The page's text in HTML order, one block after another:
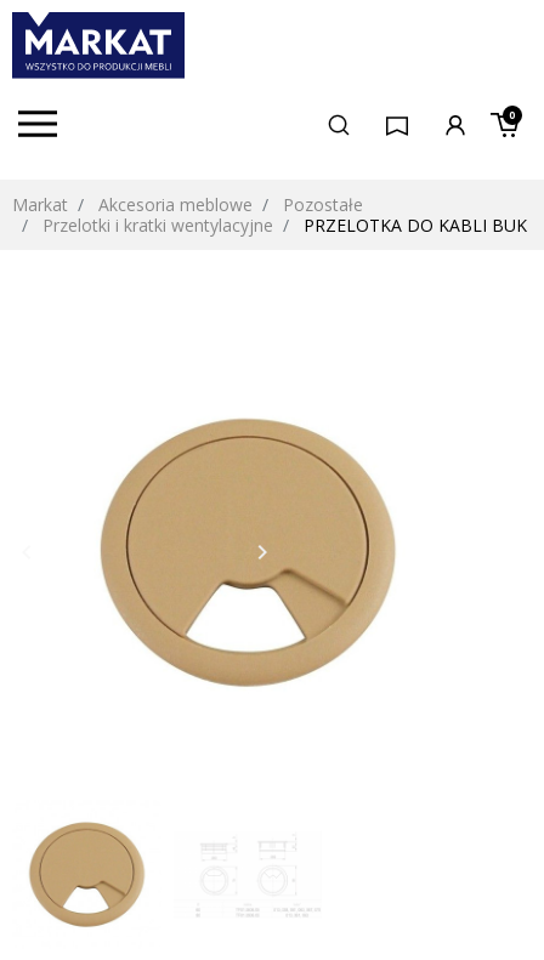
0
Markat Akcesoria meblowe
Pozostałe
Przelotki i kratki wentylacyjne
PRZELOTKA DO KABLI BUK
Następny
keyboard_arrow_right